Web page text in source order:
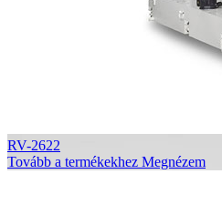
RV-2622
Tovább a termékekhez Megnézem